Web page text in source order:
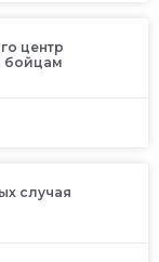
центр
бойцам
случая